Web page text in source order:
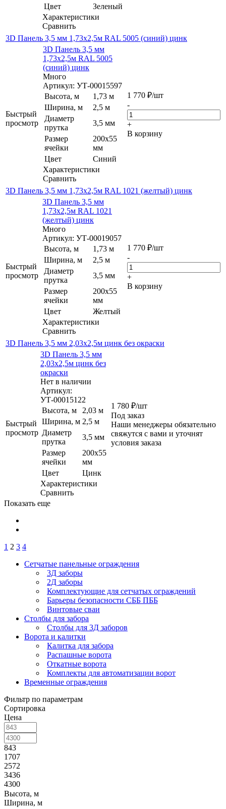
Цвет
Зеленый
Характеристики
Сравнить
3D Панель 3,5 мм 1,73х2,5м RAL 5005 (синий) цинк
Быстрый
просмотр
3D Панель 3,5 мм
1,73х2,5м RAL 5005
(синий) цинк
Много
Артикул: УТ-00015597
Высота, м
1,73 м
Ширина, м
2,5 м
Диаметр
прутка
3,5 мм
Размер
ячейки
200х55
мм
Цвет
Синий
Характеристики
Сравнить
1 770 ₽/шт
-
+
В корзину
3D Панель 3,5 мм 1,73х2,5м RAL 1021 (желтый) цинк
Быстрый
просмотр
3D Панель 3,5 мм
1,73х2,5м RAL 1021
(желтый) цинк
Много
Артикул: УТ-00019057
Высота, м
1,73 м
Ширина, м
2,5 м
Диаметр
прутка
3,5 мм
Размер
ячейки
200х55
мм
Цвет
Желтый
Характеристики
Сравнить
1 770 ₽/шт
-
+
В корзину
3D Панель 3,5 мм 2,03х2,5м цинк без окраски
Быстрый
просмотр
3D Панель 3,5 мм
2,03х2,5м цинк без
окраски
Нет в наличии
Артикул:
УТ-00015122
Высота, м
2,03 м
Ширина, м 2,5 м
Диаметр
прутка
3,5 мм
Размер
ячейки
200х55
мм
Цвет
Цинк
Характеристики
Сравнить
1 780 ₽/шт
Под заказ
Наши менеджеры обязательно
свяжутся с вами и уточнят
условия заказа
Показать еще
1 2 3 4
Сетчатые панельные ограждения
3Д заборы
2Д заборы
Комплектующие для сетчатых ограждений
Барьеры безопасности СББ ПББ
Винтовые сваи
Столбы для забора
Столбы для 3Д заборов
Ворота и калитки
Калитка для забора
Распашные ворота
Откатные ворота
Комплекты для автоматизации ворот
Временные ограждения
Фильтр по параметрам
Сортировка
Цена
843
1707
2572
3436
4300
Высота, м
Ширина, м